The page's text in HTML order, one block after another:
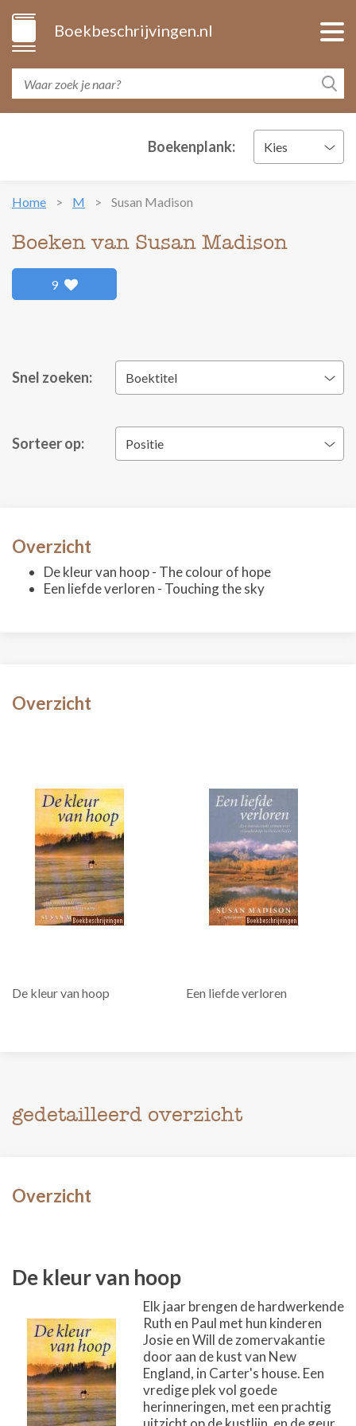
Boekbeschrijvingen.nl
Boekenplank: Kies
Home M Susan Madison
Boeken van Susan Madison
9
Snel zoeken: Boektitel
Sorteer op: Positie
Overzicht
De kleur van hoop - The colour of hope
Een liefde verloren - Touching the sky
Overzicht
De kleur van hoop Een liefde verloren
gedetailleerd overzicht
Overzicht
De kleur van hoop
Elk jaar brengen de hardwerkende
Ruth en Paul met hun kinderen
Josie en Will de zomervakantie
door aan de kust van New
England, in Carter's house. Een
vredige plek vol goede
herinneringen, met een prachtig